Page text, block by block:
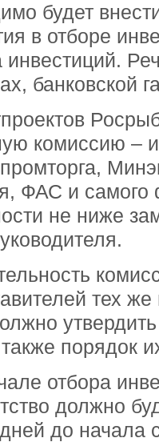
будет
в отборе
инвестиций.
банковской
комиссию –
ФАС и самого
не ниже
тех
порядок
отбора
должно
до начала